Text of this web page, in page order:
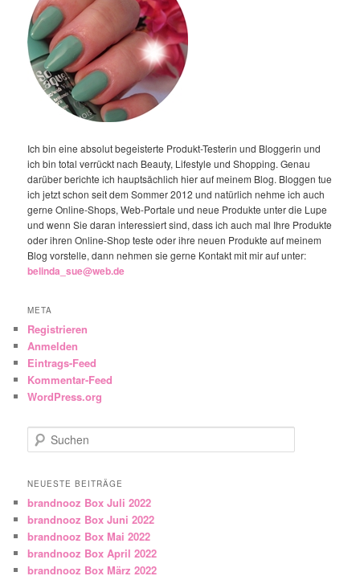
Ich bin eine absolut begeisterte Produkt-Testerin und Bloggerin und
ich bin total verrückt nach Beauty, Lifestyle und Shopping. Genau
darüber berichte ich hauptsächlich hier auf meinem Blog. Bloggen tue
ich jetzt schon seit dem Sommer 2012 und natürlich nehme ich auch
gerne Online-Shops, Web-Portale und neue Produkte unter die Lupe
und wenn Sie daran interessiert sind, dass ich auch mal Ihre Produkte
oder ihren Online-Shop teste oder ihre neuen Produkte auf meinem
Blog vorstelle, dann nehmen sie gerne Kontakt mit mir auf unter:
belinda_sue@web.de
META
Registrieren
Anmelden
Eintrags-Feed
Kommentar-Feed
WordPress.org
Suchen
NEUESTE BEITRÄGE
brandnooz Box Juli 2022
brandnooz Box Juni 2022
brandnooz Box Mai 2022
brandnooz Box April 2022
brandnooz Box März 2022